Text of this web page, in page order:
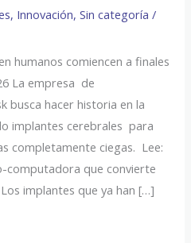
, Innovación,Sin categoría /
humanos comiencen a finales
La empresa de
busca hacer historia en la
implantes cerebrales para
completamente ciegas. Lee:
computadora que convierte
implantes que ya han […]